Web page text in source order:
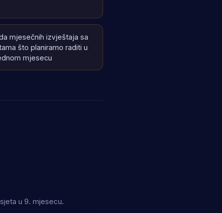
mjesečnih izvještaja sa
što planiramo raditi u
mjesecu
u 9. mjesecu.